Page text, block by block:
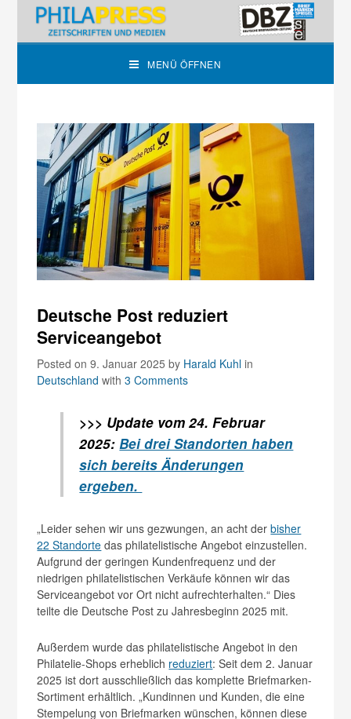
MENÜ ÖFFNEN
Deutsche Post reduziert
Serviceangebot
Posted on 9. Januar 2025by Harald Kuhl in
Deutschland with3 Comments
>>> Update vom 24. Februar
2025: Bei drei Standorten haben
sich bereits Änderungen
ergeben.
„Leider sehen wir uns gezwungen, an acht derbisher
22 Standorte das philatelistische Angebot einzustellen.
Aufgrund der geringen Kundenfrequenz und der
niedrigen philatelistischen Verkäufe können wir das
Serviceangebot vor Ort nicht aufrechterhalten.“ Dies
teilte die Deutsche Post zu Jahresbeginn 2025 mit.
Außerdem wurde das philatelistische Angebot in den
Philatelie-Shops erheblich reduziert: Seit dem 2. Januar
2025 ist dort ausschließlich das komplette Briefmarken-
Sortiment erhältlich. „Kundinnen und Kunden, die eine
Stempelung von Briefmarken wünschen, können diese